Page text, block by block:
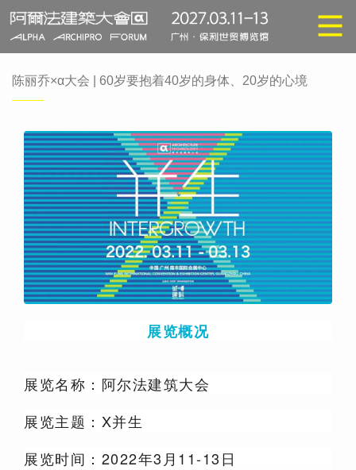
陈丽乔×α大会 | 60岁要抱着40岁的身体、20岁的心境
展览概况
展览名称：阿尔法建筑大会
展览主题：X并生
展览时间：2022年3月11-13日